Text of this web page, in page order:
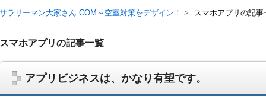
スマホアプリの記事一覧
アプリビジネスは、かなり有望です。
サラリーマン大家さん.COM～空室対策をデザイン！ スマホアプリの記事